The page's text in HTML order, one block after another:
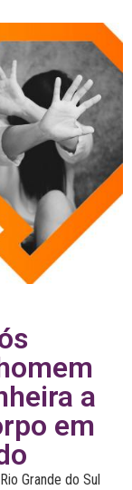
a
em
Grande do Sul